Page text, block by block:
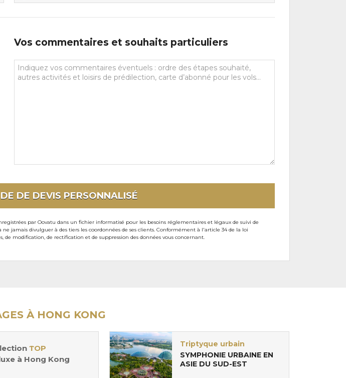
Vos commentaires et souhaits particuliers
Vos
commentaires
DE DEVIS PERSONNALISÉ
par Oovatu dans un fichier informatisé pour les besoins réglementaires et légaux de suivi de
jamais divulguer à des tiers les coordonnées de ses clients. Conformément à l'article 34 de la loi
modification, de rectification et de suppression des données vous concernant.
À HONG KONG
TOP
à Hong Kong
Triptyque urbain
SYMPHONIE URBAINE EN
ASIE DU SUD-EST